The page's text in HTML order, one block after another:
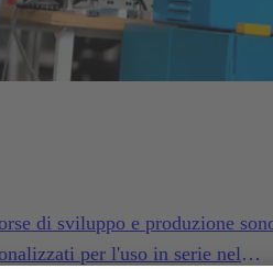
di sviluppo e produzione
per l'uso in serie nel